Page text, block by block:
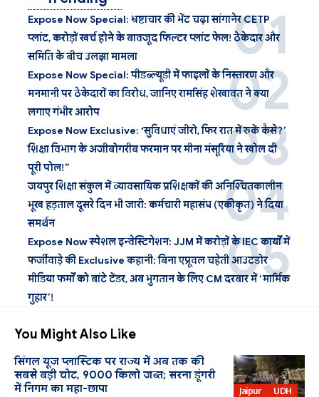
Expose Now Special: भ्रष्टाचार की भेंट चढ़ा सांगानेर CETP
प्लांट, करोड़ों खर्च होने के बावजूद फिल्टर प्लांट फेल! ठेकेदार और
समिति के बीच उलझा मामला
Expose Now Special: पीडब्ल्यूडी में फाइलों के निस्तारण और
मनमानी पर ठेकेदारों का विरोध, जानिए रामसिंह शेखावत ने क्या
लगाए गंभीर आरोप
Expose Now Exclusive: ‘सुविधाएं जीरो, फिर रात में रुकें कैसे?’
शिक्षा विभाग के अजीबोगरीब फरमान पर मीना मंसूरिया ने खोल दी
पूरी पोल!”
जयपुर शिक्षा संकुल में व्यावसायिक प्रशिक्षकों की अनिश्चितकालीन
भूख हड़ताल दूसरे दिन भी जारी: कर्मचारी महासंघ (एकीकृत) ने दिया
समर्थन
Expose Now स्पेशल इन्वेस्टिगेशन: JJM में करोड़ों के IEC कार्यों में
फर्जीवाड़े की Exclusive कहानी: बिना एप्रूवल चहेती आउटडोर
मीडिया फर्मों को बांटे टेंडर, अब भुगतान के लिए CM दरबार में ‘मार्मिक
गुहार’!
You Might Also Like
Jaipur UDH
सिंगल यूज प्लास्टिक पर राज्य में अब तक की
सबसे बड़ी चोट, 9000 किलो जब्त; सरना डूंगरी
में निगम का महा-छापा